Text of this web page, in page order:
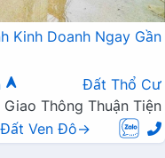
Kinh Doanh Ngay Gần
Đất Thổ Cư
Thông Thuận Tiện
Đất Ven Đô→